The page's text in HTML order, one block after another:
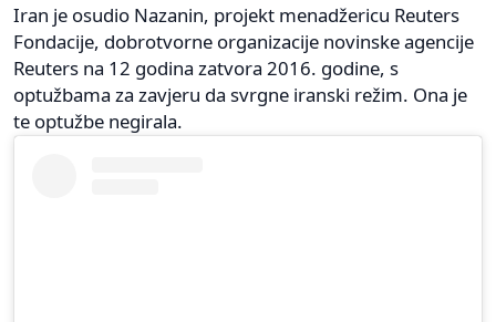
Iran je osudio Nazanin, projekt menadžericu Reuters
Fondacije, dobrotvorne organizacije novinske agencije
Reuters na 12 godina zatvora 2016. godine, s
optužbama za zavjeru da svrgne iranski režim. Ona je
te optužbe negirala.